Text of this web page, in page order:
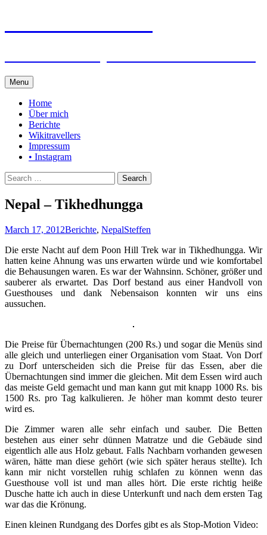
Menu Skip
to
content
Home
Über mich
Berichte
Wikitravellers
Impressum
• Instagram
Search
for:
Nepal – Tikhedhungga
March 17, 2012Berichte, NepalSteffen
Die erste Nacht auf dem Poon Hill Trek war in Tikhedhungga. Wir
hatten keine Ahnung was uns erwarten würde und wie komfortabel
die Behausungen waren. Es war der Wahnsinn. Schöner, größer und
sauberer als erwartet. Das Dorf bestand aus einer Handvoll von
Guesthouses und dank Nebensaison konnten wir uns eins
aussuchen.
Die Preise für Übernachtungen (200 Rs.) und sogar die Menüs sind
alle gleich und unterliegen einer Organisation vom Staat. Von Dorf
zu Dorf unterscheiden sich die Preise für das Essen, aber die
Übernachtungen sind immer die gleichen. Mit dem Essen wird auch
das meiste Geld gemacht und man kann gut mit knapp 1000 Rs. bis
1500 Rs. pro Tag kalkulieren. Je höher man kommt desto teurer
wird es.
Die Zimmer waren alle sehr einfach und sauber. Die Betten
bestehen aus einer sehr dünnen Matratze und die Gebäude sind
eigentlich alle aus Holz gebaut. Falls Nachbarn vorhanden gewesen
wären, hätte man diese gehört (wie sich später heraus stellte). Ich
kann mir nicht vorstellen ruhig schlafen zu können wenn das
Guesthouse voll ist und man alles hört. Die erste richtig heiße
Dusche hatte ich auch in diese Unterkunft und nach dem ersten Tag
war das die Krönung.
Einen kleinen Rundgang des Dorfes gibt es als Stop-Motion Video: